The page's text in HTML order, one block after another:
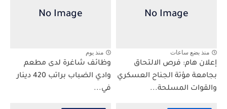
منذ بضع ساعات
إعلان هام: فرص الالتحاق
بجامعة مؤتة الجناح العسكري
والقوات المسلحة...
منذ يوم
وظائف شاغرة لدى مطعم
وادي الضباب براتب 420 دينار
في...